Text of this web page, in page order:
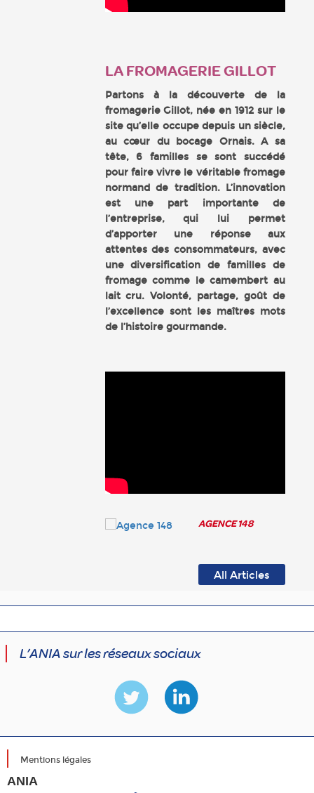
LA FROMAGERIE GILLOT
Partons à la découverte de la
fromagerie Gillot, née en 1912 sur le
site qu’elle occupe depuis un siècle,
au cœur du bocage Ornais. A sa
tête, 6 familles se sont succédé
pour faire vivre le véritable fromage
normand de tradition. L’innovation
est une part importante de
l’entreprise, qui lui permet
d’apporter une réponse aux
attentes des consommateurs, avec
une diversification de familles de
fromage comme le camembert au
lait cru. Volonté, partage, goût de
l’excellence sont les maîtres mots
de l’histoire gourmande.
AGENCE 148
All Articles
L’ANIA sur les réseaux sociaux
Mentions légales
ANIA